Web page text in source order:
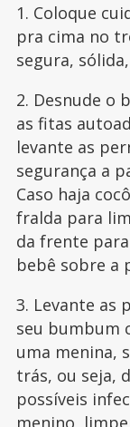
1. Coloque
pra cima no
segura,
2. Desnude o
as fitas
levante as
segurança a
Caso haja
fralda para
da frente
bebê sobre a
3. Levante as
seu bumbum
uma menina,
trás, ou seja,
possíveis
menino,